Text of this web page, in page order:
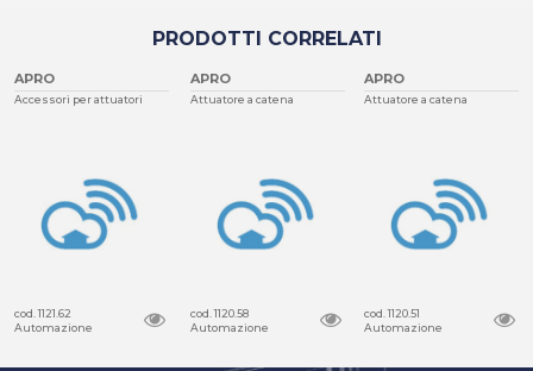
PRODOTTI CORRELATI
APRO
Accessori per attuatori
cod. 1121.62
Automazione
APRO
Attuatore a catena
cod. 1120.58
Automazione
APRO
Attuatore a catena
cod. 1120.51
Automazione